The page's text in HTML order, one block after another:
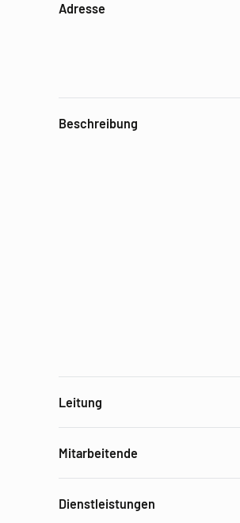
Adresse
Beschreibung
Leitung
Mitarbeitende
Dienstleistungen